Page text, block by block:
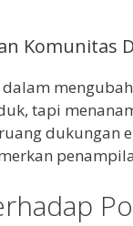
Komunitas
tapi
dukungan